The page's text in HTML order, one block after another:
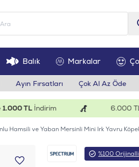
Balık Markalar
Ayın Fırsatları Çok Al Az Öde
TLİndirim 6.000 TL
Hamsili ve Yaban Mersinli Mini Irk Yavru
%100